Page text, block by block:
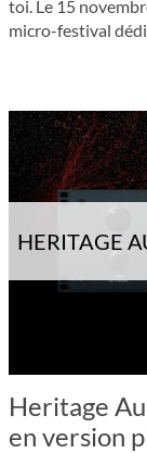
toi. Le 15
micro-festi­val dédié
HERITAGE
Heritage
en version